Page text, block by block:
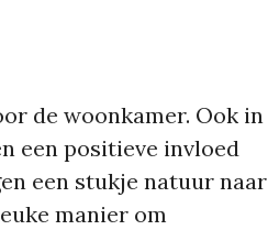
de woonkamer. Ook in
een positieve invloed
een stukje natuur naar
manier om